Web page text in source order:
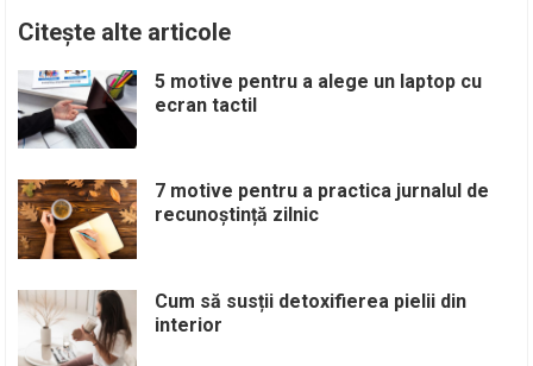
Citește alte articole
5 motive pentru a alege un laptop cu
ecran tactil
7 motive pentru a practica jurnalul de
recunoștință zilnic
Cum să susții detoxifierea pielii din
interior